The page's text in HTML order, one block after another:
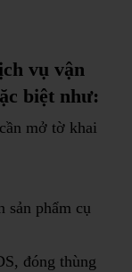
vụ vận
biệt như:
mở tờ khai
sản phẩm cụ
đóng thùng